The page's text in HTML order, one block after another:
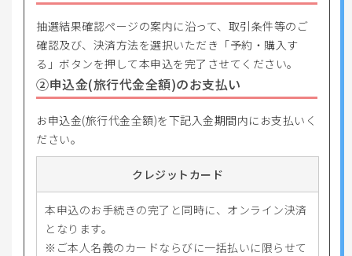
抽選結果確認ページの案内に沿って、取引条件等のご
確認及び、決済方法を選択いただき「予約・購入す
る」ボタンを押して本申込を完了させてください。
②申込金(旅行代金全額)のお支払い
お申込金(旅行代金全額)を下記入金期間内にお支払いく
ださい。
クレジットカード
本申込のお手続きの完了と同時に、オンライン決済
となります。
ご本人名義のカードならびに一括払いに限らせて